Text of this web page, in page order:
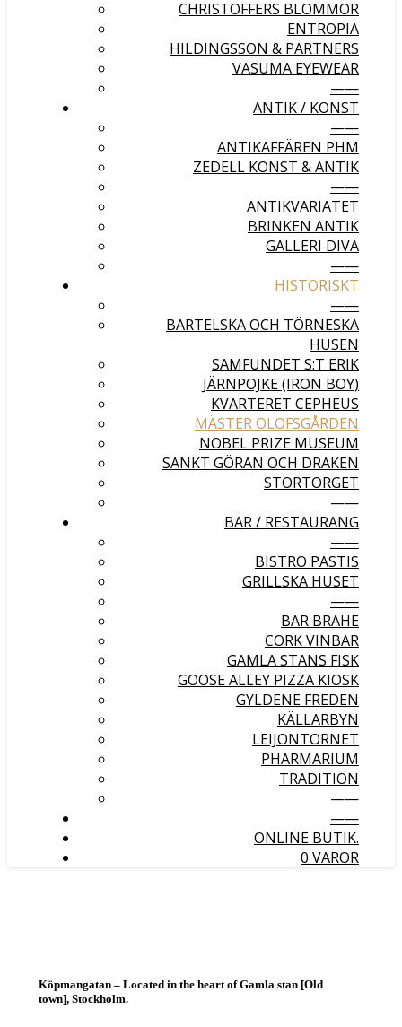
CHRISTOFFERS BLOMMOR
ENTROPIA
HILDINGSSON & PARTNERS
VASUMA EYEWEAR
——
ANTIK / KONST
——
ANTIKAFFÄREN PHM
ZEDELL KONST & ANTIK
——
ANTIKVARIATET
BRINKEN ANTIK
GALLERI DIVA
——
HISTORISKT
——
BARTELSKA OCH TÖRNESKA
HUSEN
SAMFUNDET S:T ERIK
JÄRNPOJKE (IRON BOY)
KVARTERET CEPHEUS
MÄSTER OLOFSGÅRDEN
NOBEL PRIZE MUSEUM
SANKT GÖRAN OCH DRAKEN
STORTORGET
——
BAR / RESTAURANG
——
BISTRO PASTIS
GRILLSKA HUSET
——
BAR BRAHE
CORK VINBAR
GAMLA STANS FISK
GOOSE ALLEY PIZZA KIOSK
GYLDENE FREDEN
KÄLLARBYN
LEIJONTORNET
PHARMARIUM
TRADITION
——
——
ONLINE BUTIK.
0 VAROR
Köpmangatan – Located in the heart of Gamla stan [Old
town], Stockholm.